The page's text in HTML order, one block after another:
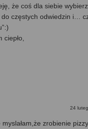
że coś dla siebie
częstych odwiedzin i…
ciepło,
24
zrobienie